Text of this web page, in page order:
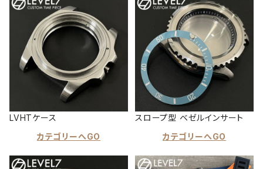
LVHTケース
カテゴリーへGO
スロープ型 ベゼルインサート
カテゴリーへGO